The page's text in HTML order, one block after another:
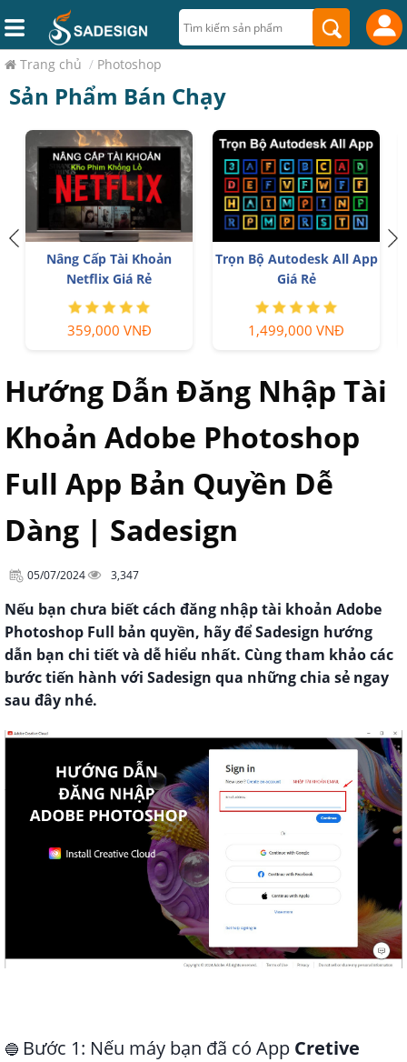
Trang chủ / Photoshop
Sản Phẩm Bán Chạy
Nâng Cấp Tài Khoản
Netflix Giá Rẻ
359,000 VNĐ
Trọn Bộ Autodesk All App
Giá Rẻ
1,499,000 VNĐ
Hướng Dẫn Đăng Nhập Tài
Khoản Adobe Photoshop
Full App Bản Quyền Dễ
Dàng | Sadesign
05/07/2024 3,347
Nếu bạn chưa biết cách đăng nhập tài khoản Adobe
Photoshop Full bản quyền, hãy để Sadesign hướng
dẫn bạn chi tiết và dễ hiểu nhất. Cùng tham khảo các
bước tiến hành với Sadesign qua những chia sẻ ngay
sau đây nhé.
🔵 Bước 1: Nếu máy bạn đã có App Cretive